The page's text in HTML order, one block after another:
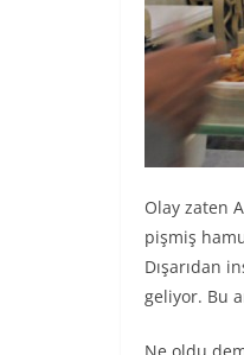
Olay zaten
pişmiş
Dışarıdan
geliyor. Bu